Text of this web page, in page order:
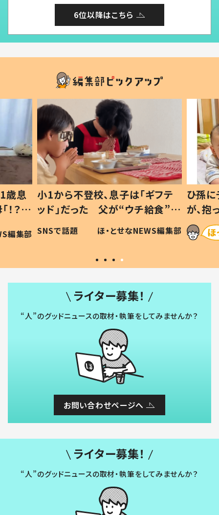
6位以降はこちら
歳息
？」
編集部
小1から不登校、息子は「ギフテ
ッド」だった 父が“ウチ給食”を
作り続ける理由とは #令和の親
#令和の子
SNSで話題 ほ・とせなNEWS編集部
ひ孫
が、
「涙が
い」
ライター募集！
“人”のグッドニュースの取材・執筆をしてみませんか？
お問い合わせページへ
ライター募集！
“人”のグッドニュースの取材・執筆をしてみませんか？